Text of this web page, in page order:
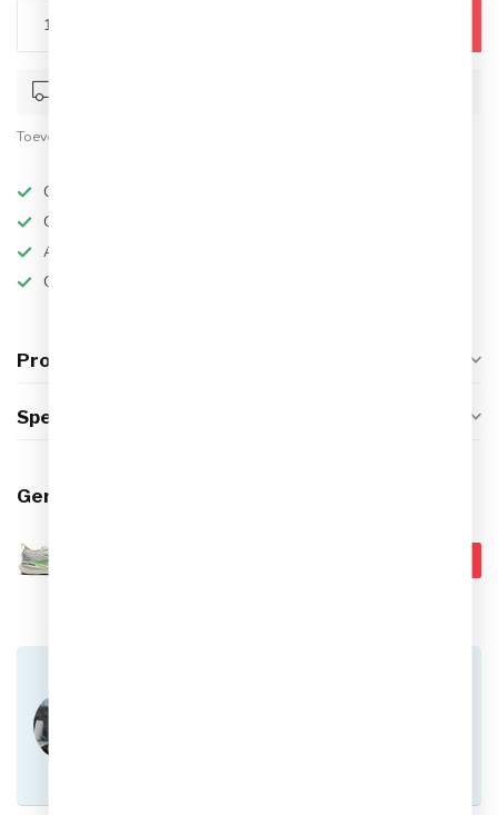
Toevoegen om te vergelijken
Op werkdagen besteld, dezelfde dag verzonden
Grote keuze in topmerken
Altijd hoge kortingen
Gratis verzending vanaf €94,95!
Productomschrijving
Specificaties
Gerelateerde producten